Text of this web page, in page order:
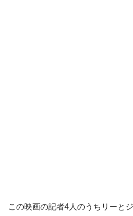
この映画の記者4人のうちリーと